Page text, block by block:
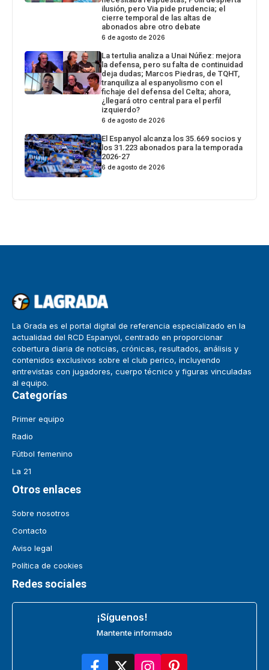
ilusión, pero Via pide prudencia; el
cierre temporal de las altas de
abonados abre otro debate
6 de agosto de 2026
La tertulia analiza a Unai Núñez: mejora
la defensa, pero su falta de continuidad
deja dudas; Marcos Piedras, de TQHT,
tranquiliza al espanyolismo con el
fichaje del defensa del Celta; ahora,
¿llegará otro central para el perfil
izquierdo?
6 de agosto de 2026
El Espanyol alcanza los 35.669 socios y
los 31.223 abonados para la temporada
2026-27
6 de agosto de 2026
La Grada es el portal digital de referencia especializado en la
actualidad del RCD Espanyol, centrado en proporcionar
cobertura diaria de noticias, crónicas, resultados, análisis y
contenidos exclusivos sobre el club perico, incluyendo
entrevistas con jugadores, cuerpo técnico y figuras vinculadas
al equipo.
Categorías
Primer equipo
Radio
Fútbol femenino
La 21
Otros enlaces
Sobre nosotros
Contacto
Aviso legal
Política de cookies
Redes sociales
¡Síguenos!
Mantente informado